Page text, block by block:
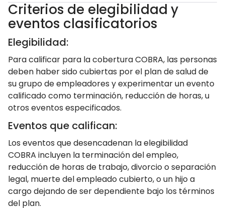
Criterios de elegibilidad y
eventos clasificatorios
Elegibilidad:
Para calificar para la cobertura COBRA, las personas
deben haber sido cubiertas por el plan de salud de
su grupo de empleadores y experimentar un evento
calificado como terminación, reducción de horas, u
otros eventos especificados.
Eventos que califican:
Los eventos que desencadenan la elegibilidad
COBRA incluyen la terminación del empleo,
reducción de horas de trabajo, divorcio o separación
legal, muerte del empleado cubierto, o un hijo a
cargo dejando de ser dependiente bajo los términos
del plan.